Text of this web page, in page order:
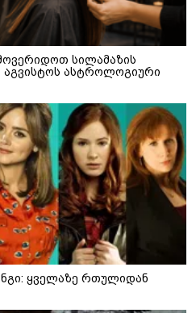
სილამაზის
აგვისტოს ასტროლოგიური
ყველაზე რთულიდან